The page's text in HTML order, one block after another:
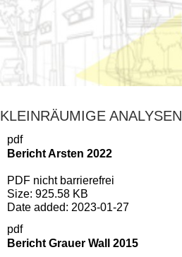
KLEINRÄUMIGE ANALYSEN
pdf
Bericht Arsten 2022
PDF nicht barrierefrei
Size: 925.58 KB
Date added: 2023-01-27
pdf
Bericht Grauer Wall 2015